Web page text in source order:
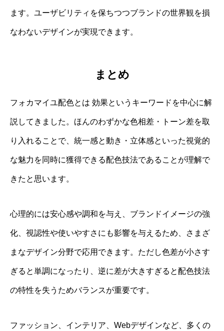
ます。ユーザビリティを保ちつつブランドの世界観を損
なわないデザインが実現できます。
まとめ
フォカマイユ配色とは 効果というキーワードを中心に解
説してきました。ほんのわずかな色相差・トーン差を取
り入れることで、統一感と動き・立体感といった視覚的
な魅力を同時に獲得できる配色技法であることが理解で
きたと思います。
心理的には安心感や調和を与え、ブランドイメージの強
化、視認性や使いやすさにも影響を与えるため、さまざ
まなデザイン分野で応用できます。ただし色差が小さす
ぎると単調になったり、逆に差が大きすぎると配色技法
の特性を失うためバランスが重要です。
ファッション、インテリア、Webデザインなど、多くの